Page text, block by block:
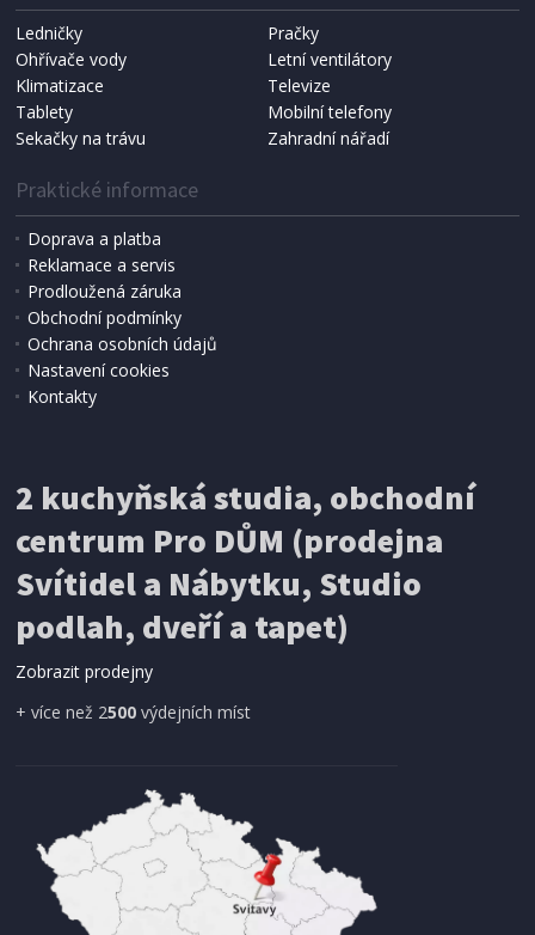
Ledničky
Pračky
Ohřívače vody
Letní ventilátory
Klimatizace
Televize
Tablety
Mobilní telefony
Sekačky na trávu
Zahradní nářadí
Praktické informace
Doprava a platba
Reklamace a servis
Prodloužená záruka
Obchodní podmínky
Ochrana osobních údajů
Nastavení cookies
Kontakty
2 kuchyňská studia, obchodní
centrum Pro DŮM (prodejna
Svítidel a Nábytku, Studio
podlah, dveří a tapet)
Zobrazit prodejny
+ více než 2500 výdejních míst